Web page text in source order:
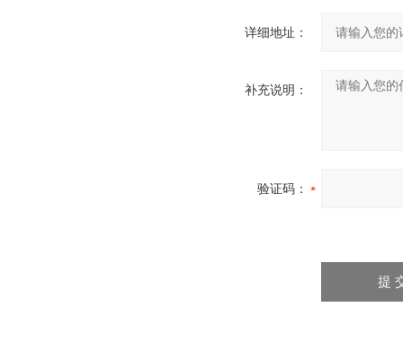
详细地址：
补充说明：
验证码：